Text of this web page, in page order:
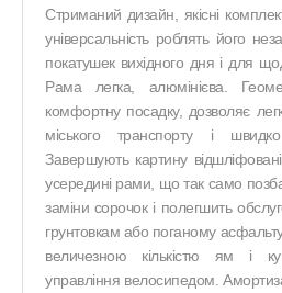
Стриманий дизайн, якісні
універсальність роблять його
покатушек вихідного дня і для
Рама легка, алюмінієва.
комфортну посадку, дозволяє
міського транспорту і
Завершують картину
усередині рами, що так само
заміни сорочок і полегшить
грунтовкам або поганому
величезною кількістю ям і
управління велосипедом.